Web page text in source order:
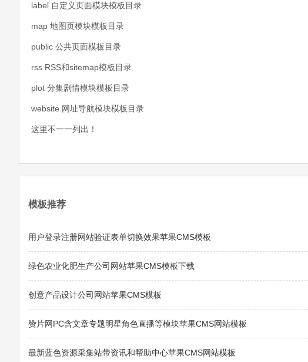
label 自定义页面模块模板目录
map 地图页模块模板目录
public 公共页面模板目录
rss RSS和sitemap模板目录
plot 分集剧情模块模板目录
website 网址导航模块模板目录
这里不一一列出！
模板推荐
用户登录注册网站验证表单切换效果苹果CMS模板
绿色农业化肥生产公司网站苹果CMS模板下载
创意产品设计公司网站苹果CMS模板
赞片网PC含文章专题明星角色直播等模块苹果CMS网站模板
最新蓝色资源采集站带资讯和帮助中心苹果CMS网站模板